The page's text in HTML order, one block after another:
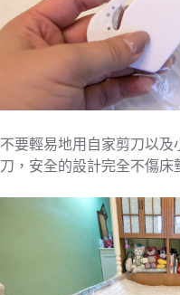
不要輕易地用自家剪刀以
刀，安全的設計完全不傷床